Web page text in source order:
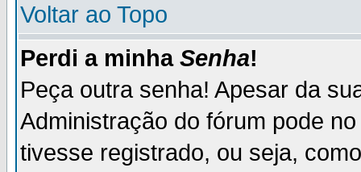
Voltar ao Topo
Perdi a minha Senha!
Peça outra senha! Apesar da
Administração do fórum pode
tivesse registrado, ou seja,